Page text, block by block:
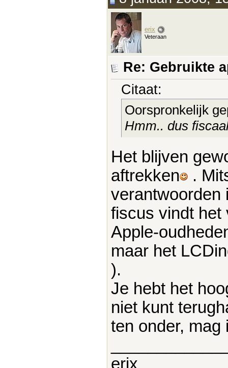
erix
Veteraan
Re: Gebruikte
Citaat:
Oorspronkelijk
Hmm.. dus
Het blijven
aftrekken
.
verantwoorden
fiscus vindt het
Apple-
maar het
).
Je hebt het
niet kunt
ten onder, mag
erix